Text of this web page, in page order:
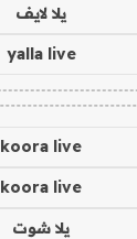
يلا لايف
yalla live
koora live
koora live
يلا شوت